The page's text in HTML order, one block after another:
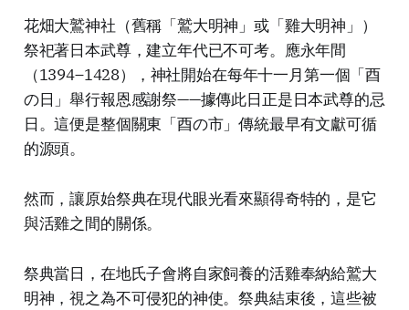
花畑大鷲神社（舊稱「鷲大明神」或「雞大明神」）
祭祀著日本武尊，建立年代已不可考。應永年間
（1394–1428），神社開始在每年十一月第一個「酉
の日」舉行報恩感謝祭——據傳此日正是日本武尊的忌
日。這便是整個關東「酉の市」傳統最早有文獻可循
的源頭。
然而，讓原始祭典在現代眼光看來顯得奇特的，是它
與活雞之間的關係。
祭典當日，在地氏子會將自家飼養的活雞奉納給鷲大
明神，視之為不可侵犯的神使。祭典結束後，這些被